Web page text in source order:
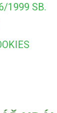
1999 SB.